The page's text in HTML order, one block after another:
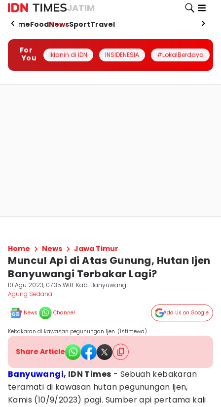
JATIM
HomeFoodNewsSportTravel
For
You
Iklanin di IDN INSIDENESIA #LokalBerdaya
Home News Jawa Timur
Muncul Api di Atas Gunung, Hutan Ijen
Banyuwangi Terbakar Lagi?
10 Agu 2023, 07:35 WIB Kab. Banyuwangi
Agung Sedana
News Channel Add Us on Google
Kebakaran di kawasan pegunungan Ijen. (Istimewa)
Share Article
Banyuwangi, IDN Times - Sebuah kebakaran
teramati di kawasan hutan pegunungan Ijen,
Kamis (10/9/2023) pagi. Sumber api pertama kali